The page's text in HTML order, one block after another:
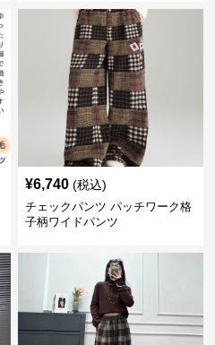
¥6,740 (税込)
チェックパンツ パッチワーク格
子柄ワイドパンツ